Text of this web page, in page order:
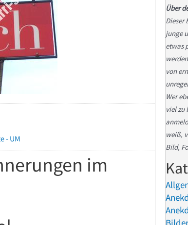
- UM
im
Über
Dieser
junge
etwas
von
Wer
viel zu
weiß,
Bild,